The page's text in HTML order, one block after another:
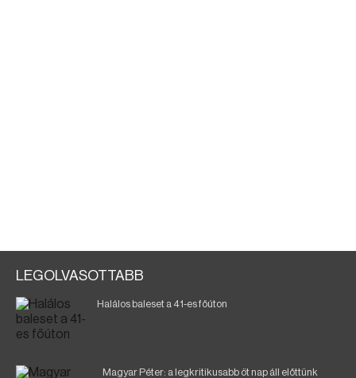
LEGOLVASOTTABB
Halálos baleset a 41-es főúton
Magyar Péter: a legkritikusabb öt nap áll előttünk